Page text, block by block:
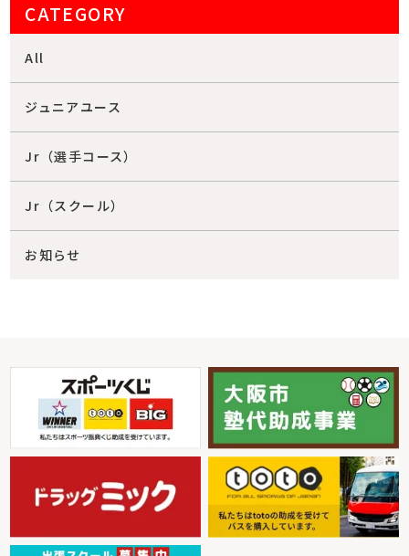
CATEGORY
All
ジュニアユース
Jr（選手コース）
Jr（スクール）
お知らせ